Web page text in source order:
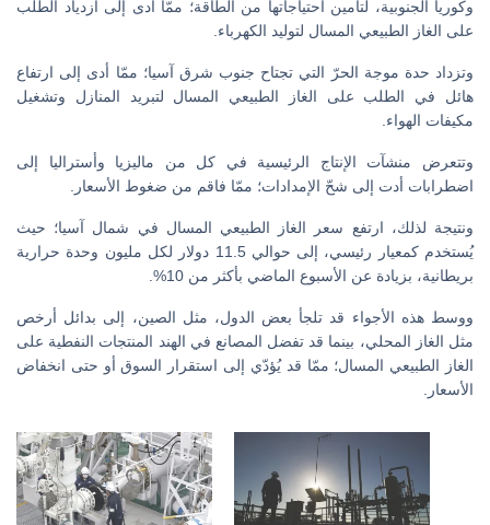
وكوريا الجنوبية، لتأمين احتياجاتها من الطاقة؛ ممّا أدى إلى ازدياد الطلب
على الغاز الطبيعي المسال لتوليد الكهرباء.
وتزداد حدة موجة الحرّ التي تجتاح جنوب شرق آسيا؛ ممّا أدى إلى ارتفاع
هائل في الطلب على الغاز الطبيعي المسال لتبريد المنازل وتشغيل
مكيفات الهواء.
وتتعرض منشآت الإنتاج الرئيسية في كل من ماليزيا وأستراليا إلى
اضطرابات أدت إلى شحّ الإمدادات؛ ممّا فاقم من ضغوط الأسعار.
ونتيجة لذلك، ارتفع سعر الغاز الطبيعي المسال في شمال آسيا؛ حيث
يُستخدم كمعيار رئيسي، إلى حوالي 11.5 دولار لكل مليون وحدة حرارية
بريطانية، بزيادة عن الأسبوع الماضي بأكثر من 10%.
ووسط هذه الأجواء قد تلجأ بعض الدول، مثل الصين، إلى بدائل أرخص
مثل الغاز المحلي، بينما قد تفضل المصانع في الهند المنتجات النفطية على
الغاز الطبيعي المسال؛ ممّا قد يُؤدّي إلى استقرار السوق أو حتى انخفاض
الأسعار.